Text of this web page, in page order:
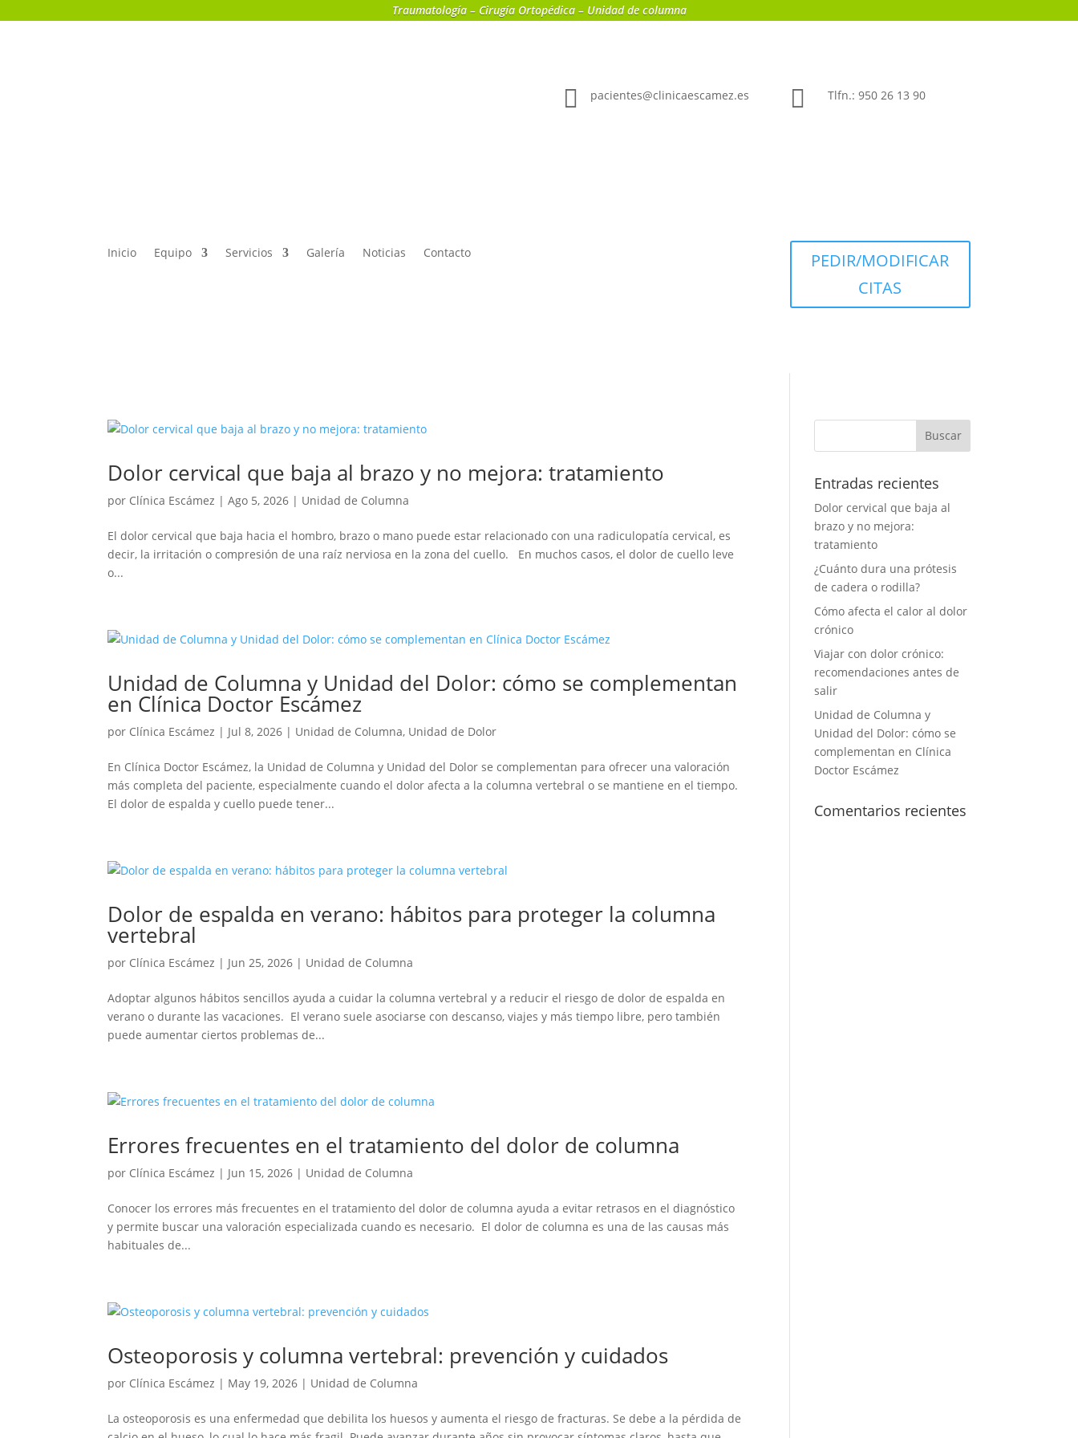
Traumatología – Cirugía Ortopédica – Unidad de columna
 pacientes@clinicaescamez.es  Tlfn.: 950 26 13 90
Inicio Equipo Servicios Galería Noticias Contacto
PEDIR/MODIFICAR
CITAS
Dolor cervical que baja al brazo y no mejora: tratamiento
por Clínica Escámez |Ago 5, 2026 | Unidad de Columna
El dolor cervical que baja hacia el hombro, brazo o mano puede estar relacionado con una radiculopatía cervical, es
decir, la irritación o compresión de una raíz nerviosa en la zona del cuello. En muchos casos, el dolor de cuello leve
o...
Unidad de Columna y Unidad del Dolor: cómo se complementan
en Clínica Doctor Escámez
por Clínica Escámez | Jul 8, 2026 | Unidad de Columna, Unidad de Dolor
En Clínica Doctor Escámez, la Unidad de Columna y Unidad del Dolor se complementan para ofrecer una valoración
más completa del paciente, especialmente cuando el dolor afecta a la columna vertebral o se mantiene en el tiempo.
El dolor de espalda y cuello puede tener...
Dolor de espalda en verano: hábitos para proteger la columna
vertebral
por Clínica Escámez | Jun 25, 2026 | Unidad de Columna
Adoptar algunos hábitos sencillos ayuda a cuidar la columna vertebral y a reducir el riesgo de dolor de espalda en
verano o durante las vacaciones. El verano suele asociarse con descanso, viajes y más tiempo libre, pero también
puede aumentar ciertos problemas de...
Errores frecuentes en el tratamiento del dolor de columna
por Clínica Escámez | Jun 15, 2026 | Unidad de Columna
Conocer los errores más frecuentes en el tratamiento del dolor de columna ayuda a evitar retrasos en el diagnóstico
y permite buscar una valoración especializada cuando es necesario. El dolor de columna es una de las causas más
habituales de...
Osteoporosis y columna vertebral: prevención y cuidados
por Clínica Escámez | May 19, 2026 | Unidad de Columna
La osteoporosis es una enfermedad que debilita los huesos y aumenta el riesgo de fracturas. Se debe a la pérdida de
Entradas recientes
Dolor cervical que baja al
brazo y no mejora:
tratamiento
¿Cuánto dura una prótesis
de cadera o rodilla?
Cómo afecta el calor al dolor
crónico
Viajar con dolor crónico:
recomendaciones antes de
salir
Unidad de Columna y
Unidad del Dolor: cómo se
complementan en Clínica
Doctor Escámez
Comentarios recientes